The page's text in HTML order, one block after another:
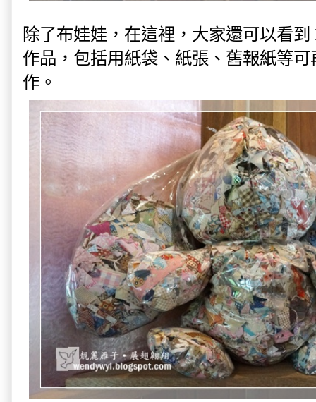
除了布娃娃，在這裡，大家還可以看
作品，包括用紙袋、紙張、舊報紙等
作。